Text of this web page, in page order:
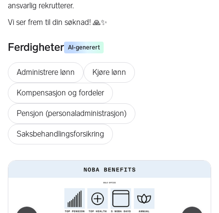
ansvarlig rekrutterer.
Vi ser frem til din søknad! 🙏✨
Ferdigheter AI-generert
Administrere lønn Kjøre lønn
Kompensasjon og fordeler
Pensjon (personaladministrasjon)
Saksbehandlingsforsikring